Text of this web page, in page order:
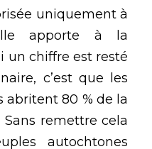
uniquement à
apporte à la
un chiffre est resté
c’est que les
abritent 80 % de la
remettre cela
autochtones